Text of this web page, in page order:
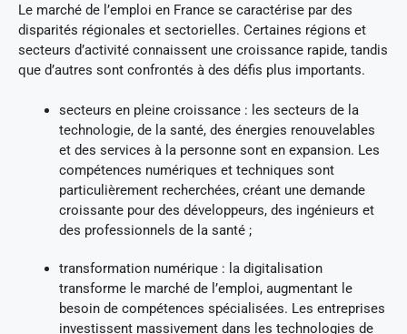
Le marché de l’emploi en France se caractérise par des
disparités régionales et sectorielles. Certaines régions et
secteurs d’activité connaissent une croissance rapide, tandis
que d’autres sont confrontés à des défis plus importants.
secteurs en pleine croissance : les secteurs de la
technologie, de la santé, des énergies renouvelables
et des services à la personne sont en expansion. Les
compétences numériques et techniques sont
particulièrement recherchées, créant une demande
croissante pour des développeurs, des ingénieurs et
des professionnels de la santé ;
transformation numérique : la digitalisation
transforme le marché de l’emploi, augmentant le
besoin de compétences spécialisées. Les entreprises
investissent massivement dans les technologies de